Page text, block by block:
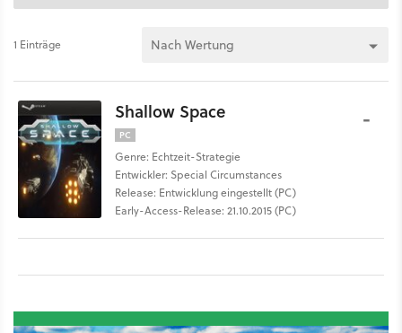
1 Einträge
Shallow Space
PC
Genre: Echtzeit-Strategie
Entwickler: Special Circumstances
Release: Entwicklung eingestellt (PC)
Early-Access-Release: 21.10.2015 (PC)
-